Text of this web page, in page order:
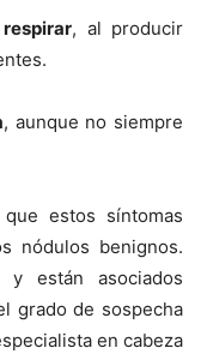
, al producir
, aunque no siempre
estos síntomas
nódulos benignos.
están asociados
grado de sospecha
en cabeza